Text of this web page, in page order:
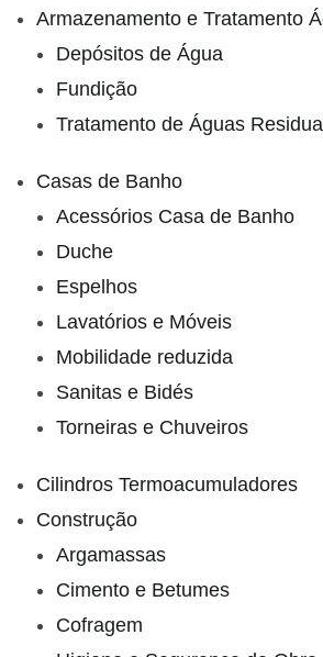
Armazenamento e Tratamento
Depósitos de Água
Fundição
Tratamento de Águas
Casas de Banho
Acessórios Casa de Banho
Duche
Espelhos
Lavatórios e Móveis
Mobilidade reduzida
Sanitas e Bidés
Torneiras e Chuveiros
Cilindros Termoacumuladores
Construção
Argamassas
Cimento e Betumes
Cofragem